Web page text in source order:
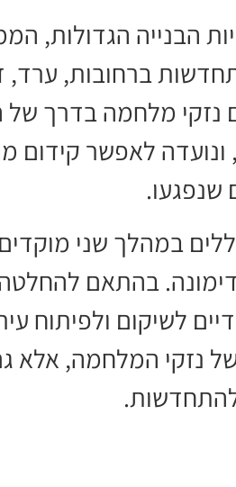
הבנייה הגדולות,
ברחובות,
נזקי מלחמה בדרך
לאפשר קידום
במהלך שני
בהתאם
לשיקום ולפיתוח
נזקי המלחמה, אלא